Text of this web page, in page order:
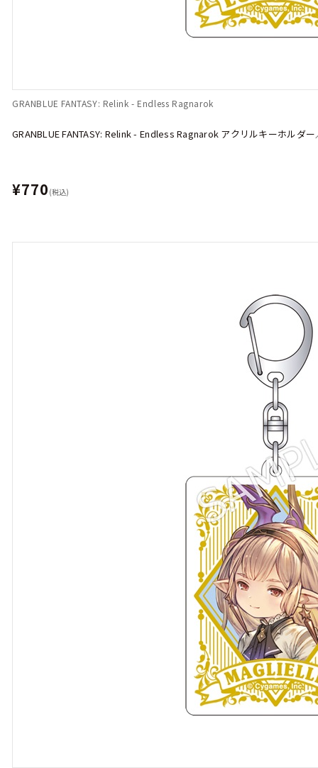
GRANBLUE FANTASY: Relink - Endless Ragnarok
GRANBLUE FANTASY: Relink - Endless Ragnarok アクリルキーホルダ
¥770 (税込)